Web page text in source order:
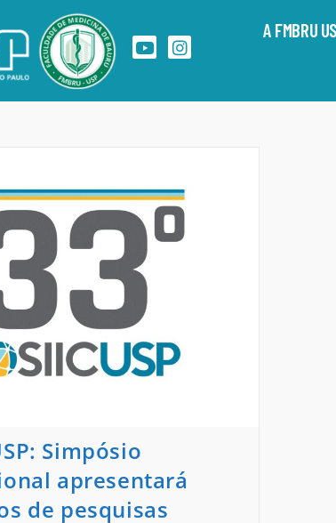
A FMBRU
Simpósio
apresentará
de pesquisas